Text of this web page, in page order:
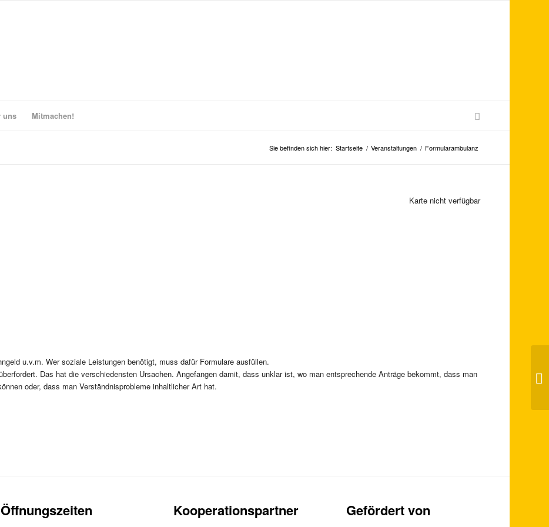
uns Mitmachen!
Sie befinden sich hier: Startseite / Veranstaltungen / Formularambulanz
Karte nicht verfügbar
u.v.m. Wer soziale Leistungen benötigt, muss dafür Formulare ausfüllen.
Das hat die verschiedensten Ursachen. Angefangen damit, dass unklar ist, wo man entsprechende Anträge bekommt, dass man
oder, dass man Verständnisprobleme inhaltlicher Art hat.
Öffnungszeiten Kooperationspartner Gefördert von